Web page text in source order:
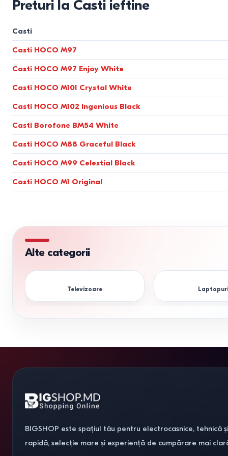
Preturi la Casti ieftine
Casti
Casti HOCO M97
Casti HOCO M97 Enjoy White
Casti HOCO M101 Crystal White
Casti HOCO M102 Ingenious Black
Casti Borofone BM54 White
Casti HOCO M88 Graceful Black
Casti HOCO M99 Celestial Black
Casti HOCO M1 Original
Alte categorii
Televizoare Laptopuri
BIGSHOP este spațiul tău pentru electrocasnice, tehnică
rapidă, selecție mare și experiență de cumpărare mai